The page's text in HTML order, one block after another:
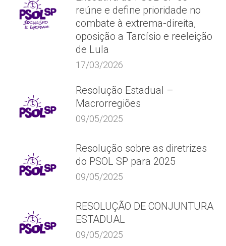
reúne e define prioridade no
combate à extrema-direita,
oposição a Tarcísio e reeleição
de Lula
17/03/2026
Resolução Estadual –
Macrorregiões
09/05/2025
Resolução sobre as diretrizes
do PSOL SP para 2025
09/05/2025
RESOLUÇÃO DE CONJUNTURA
ESTADUAL
09/05/2025